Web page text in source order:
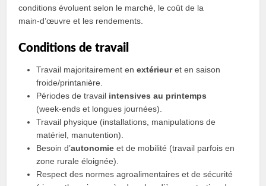
conditions évoluent selon le marché, le coût de la
main‑d’œuvre et les rendements.
Conditions de travail
Travail majoritairement enextérieuret en saison
froide/printanière.
Périodes de travail intensives au printemps
(week‑ends et longues journées).
Travail physique (installations, manipulations de
matériel, manutention).
Besoin d’autonomie et de mobilité (travail parfois en
zone rurale éloignée).
Respect des normes agroalimentaires et de sécurité